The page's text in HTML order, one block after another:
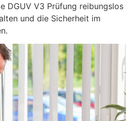
DGUV V3 Prüfung reibungslos
und die Sicherheit im